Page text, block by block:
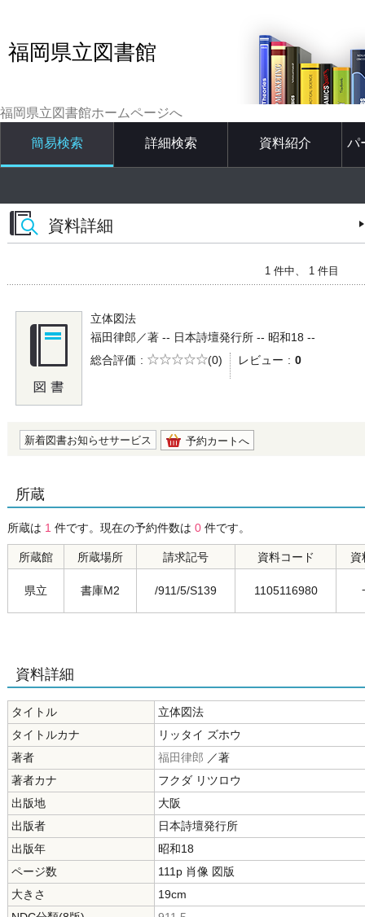
福岡県立図書館
福岡県立図書館ホームページへ
簡易検索 詳細検索 資料紹介 パ
資料詳細
1 件中、 1 件目
立体図法
福田律郎／著 -- 日本詩壇発行所 -- 昭和18 --
総合評価
5段階評価
(0) レビュー 0
新着図書お知らせサービス 予約カートへ
所蔵
所蔵は 1 件です。現在の予約件数は 0 件です。
所蔵館 所蔵場所 請求記号 資料コード 資
県立 書庫M2 /911/5/S139 1105116980
資料詳細
タイトル
立体図法
タイトルカナ
リッタイ ズホウ
著者
福田律郎 ／著
著者カナ
フクダ リツロウ
出版地
大阪
出版者
日本詩壇発行所
出版年
昭和18
ページ数
111p 肖像 図版
大きさ
19cm